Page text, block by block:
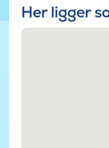
Her ligger